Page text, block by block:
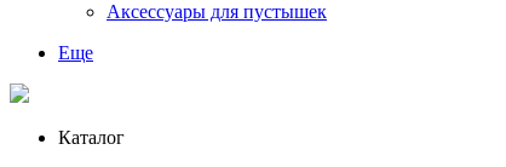
Аксессуары для пустышек
Еще
Каталог